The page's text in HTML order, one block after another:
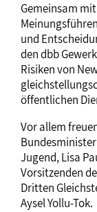
Gemeinsam
und
den dbb
Risiken von
öffentlichen
Vor allem
Jugend, Lisa
Vorsitzenden
Dritten
Aysel Yollu-Tok.